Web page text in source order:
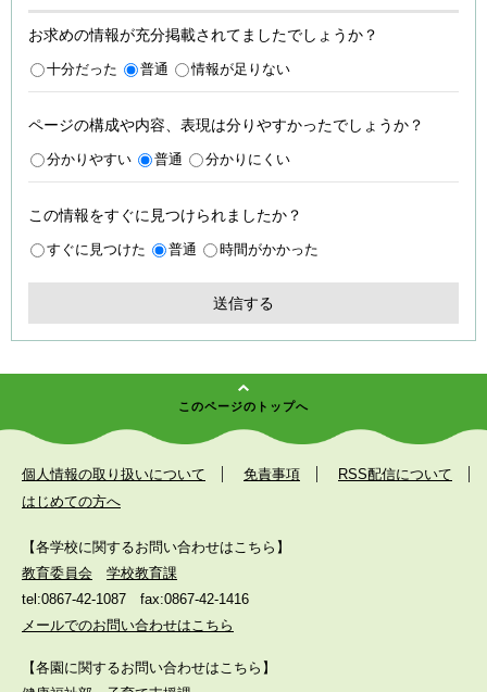
お求めの情報が充分掲載されてましたでしょうか？
十分だった 普通 情報が足りない
ページの構成や内容、表現は分りやすかったでしょうか？
分かりやすい 普通 分かりにくい
この情報をすぐに見つけられましたか？
すぐに見つけた 普通 時間がかかった
このページのトップへ
個人情報の取り扱いについて 免責事項
RSS配信について
はじめての方へ
【各学校に関するお問い合わせはこちら】
教育委員会
学校教育課
tel:0867-42-1087
fax:0867-42-1416
メールでのお問い合わせはこちら
【各園に関するお問い合わせはこちら】